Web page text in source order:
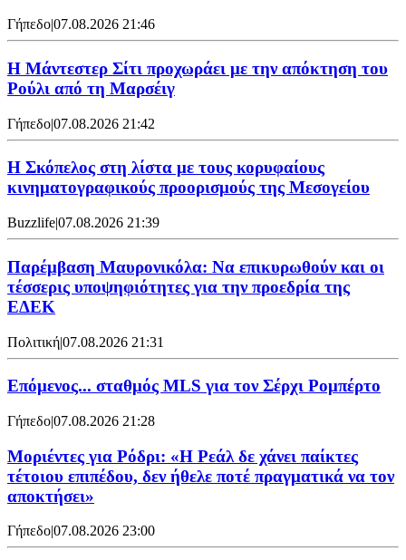
Γήπεδο|07.08.2026 21:46
Η Μάντεστερ Σίτι προχωράει με την απόκτηση του
Ρούλι από τη Μαρσέιγ
Γήπεδο|07.08.2026 21:42
Η Σκόπελος στη λίστα με τους κορυφαίους
κινηματογραφικούς προορισμούς της Μεσογείου
Buzzlife|07.08.2026 21:39
Παρέμβαση Μαυρονικόλα: Να επικυρωθούν και οι
τέσσερις υποψηφιότητες για την προεδρία της
ΕΔΕΚ
Πολιτική|07.08.2026 21:31
Επόμενος... σταθμός MLS για τον Σέρχι Ρομπέρτο
Γήπεδο|07.08.2026 21:28
Μοριέντες για Ρόδρι: «Η Ρεάλ δε χάνει παίκτες
τέτοιου επιπέδου, δεν ήθελε ποτέ πραγματικά να τον
αποκτήσει»
Γήπεδο|07.08.2026 23:00